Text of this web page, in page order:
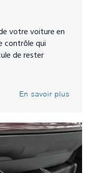
votre voiture en
contrôle qui
de rester
En savoir plus